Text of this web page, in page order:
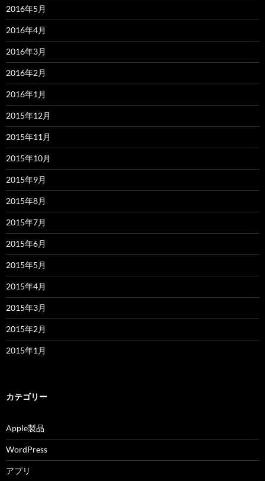
2016年5月
2016年4月
2016年3月
2016年2月
2016年1月
2015年12月
2015年11月
2015年10月
2015年9月
2015年8月
2015年7月
2015年6月
2015年5月
2015年4月
2015年3月
2015年2月
2015年1月
カテゴリー
Apple製品
WordPress
アプリ